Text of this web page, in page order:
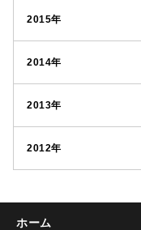
2015年
2014年
2013年
2012年
ホーム